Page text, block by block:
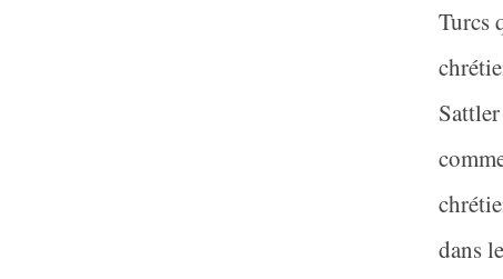
Turcs
dans